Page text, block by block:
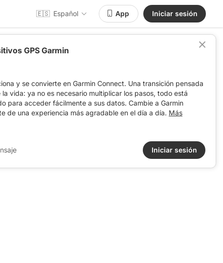
🇪🇸 Español App Iniciar sesión
GPS Garmin
y se convierte en Garmin Connect. Una transición pensada
vida: ya no es necesario multiplicar los pasos, todo está
para acceder fácilmente a sus datos. Cambie a Garmin
de una experiencia más agradable en el día a día. Más
Iniciar sesión